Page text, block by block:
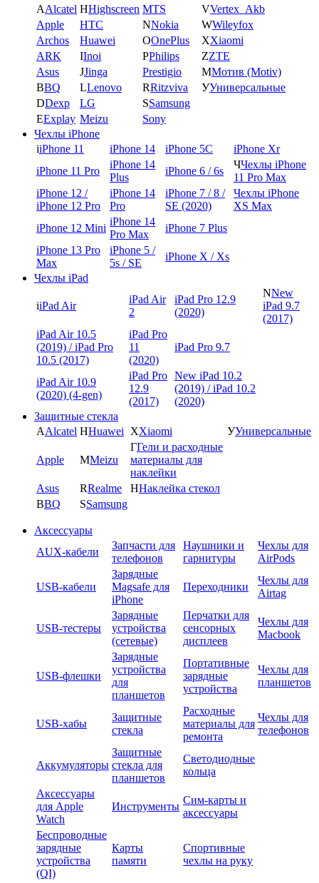
AAlcatel HHighscreen MTS VVertex_Akb
Apple
HTC NNokia WWileyfox
Archos
Huawei OOnePlus XXiaomi
ARK
IInoi PPhilips ZZTE
Asus
JJinga Prestigio ММотив (Motiv)
BBQ LLenovo RRitzviva УУниверсальные
DDexp LG SSamsung
EExplay Meizu
Sony
Чехлы iPhone
iiPhone 11 iPhone 14 iPhone 5C
iPhone Xr
iPhone 11 Pro
iPhone 14
Plus
iPhone 6 / 6s
ЧЧехлы iPhone
11 Pro Max
iPhone 12 /
iPhone 12 Pro
iPhone 14
Pro
iPhone 7 / 8 /
SE (2020)
Чехлы iPhone
XS Max
iPhone 12 Mini
iPhone 14
Pro Max
iPhone 7 Plus
iPhone 13 Pro
Max
iPhone 5 /
5s / SE
iPhone X / Xs
Чехлы iPad
iiPad Air
iPad Air
2
iPad Pro 12.9
(2020)
NNew
iPad 9.7
(2017)
iPad Air 10.5
(2019) / iPad Pro
10.5 (2017)
iPad Pro
11
(2020)
iPad Pro 9.7
iPad Air 10.9
(2020) (4-gen)
iPad Pro
12.9
(2017)
New iPad 10.2
(2019) / iPad 10.2
(2020)
Защитные стекла
AAlcatel HHuawei XXiaomi УУниверсальные
Apple MMeizu
ГГели и расходные
материалы для
наклейки
Asus
RRealme ННаклейка стекол
BBQ SSamsung
Аксессуары
AUX-кабели
Запчасти для
телефонов
Наушники и
гарнитуры
Чехлы для
AirPods
USB-кабели
Зарядные
Magsafe для
iPhone
Переходники
Чехлы для
Airtag
USB-тестеры
Зарядные
устройства
(сетевые)
Перчатки для
сенсорных
дисплеев
Чехлы для
Macbook
USB-флешки
Зарядные
устройства
для
планшетов
Портативные
зарядные
устройства
Чехлы для
планшетов
USB-хабы
Защитные
стекла
Расходные
материалы для
ремонта
Чехлы для
телефонов
Аккумуляторы
Защитные
стекла для
планшетов
Светодиодные
кольца
Аксессуары
для Apple
Watch
Инструменты
Сим-карты и
аксессуары
Беспроводные
зарядные
устройства
(QI)
Карты
памяти
Спортивные
чехлы на руку